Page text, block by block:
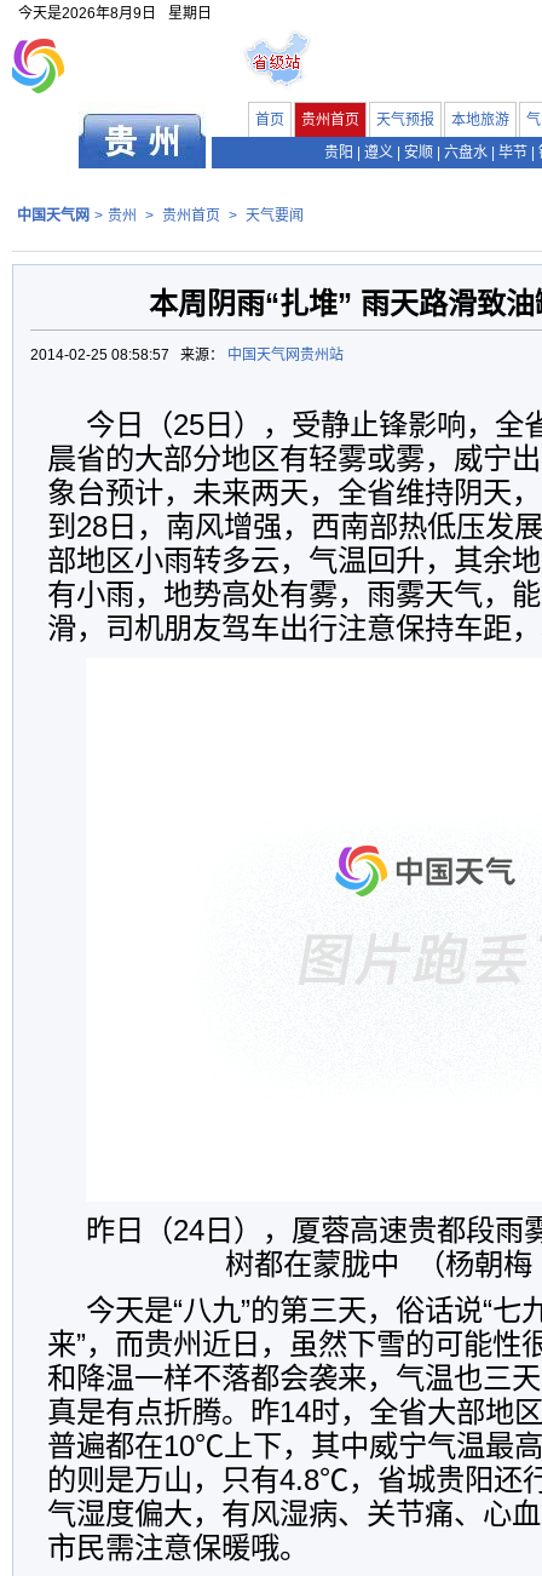
今天是2026年8月9日 星期日
首页 贵州首页 天气预报 本地旅游
贵阳
遵义 安顺 六盘水 毕节
中国天气网 > 贵州 > 贵州首页 > 天气要闻
本周阴雨“扎堆” 雨天路滑致
2014-02-25 08:58:57 来源： 中国天气网贵州站
今日（25日），受静止锋影响，全
晨省的大部分地区有轻雾或雾，威宁
象台预计，未来两天，全省维持阴天
到28日，南风增强，西南部热低压发
部地区小雨转多云，气温回升，其余
有小雨，地势高处有雾，雨雾天气，
滑，司机朋友驾车出行注意保持车距
昨日（24日），厦蓉高速贵都段雨
树都在蒙胧中 （杨朝
今天是“八九”的第三天，俗话说“七
来”，而贵州近日，虽然下雪的可能性
和降温一样不落都会袭来，气温也三
真是有点折腾。昨14时，全省大部地
普遍都在10℃上下，其中威宁气温最
的则是万山，只有4.8℃，省城贵阳还
气湿度偏大，有风湿病、关节痛、心
市民需注意保暖哦。